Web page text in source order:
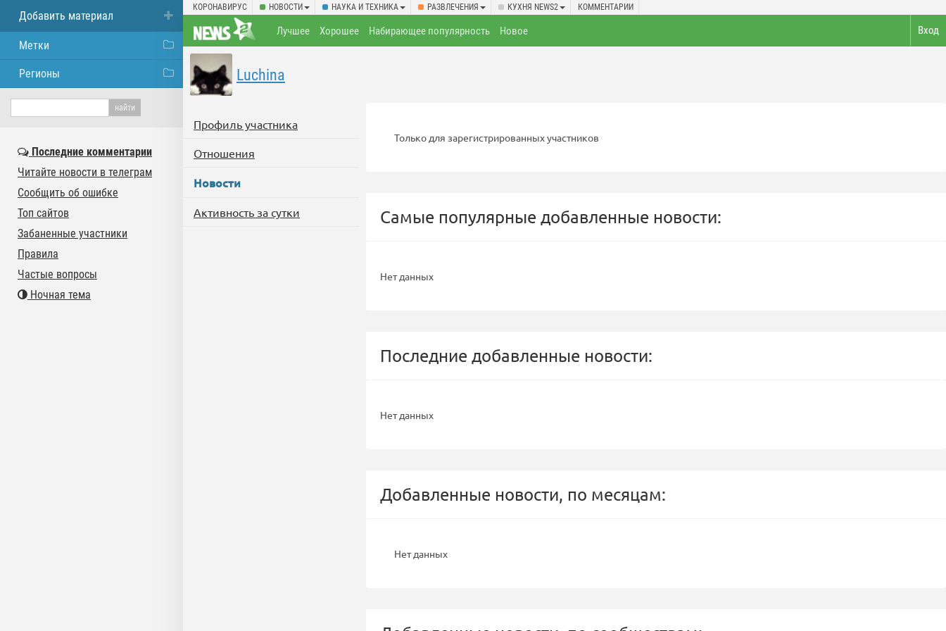
КОРОНАВИРУС НОВОСТИ НАУКА И ТЕХНИКА РАЗВЛЕЧЕНИЯ КУХНЯ NEWS2 КОММЕНТАРИИ
Вход
Лучшее Хорошее Набирающее популярность Новое
Luchina
Профиль участника
Отношения
Новости
Активность за сутки
Только для зарегистрированных участников
Самые популярные добавленные новости:
Нет данных
Последние добавленные новости:
Нет данных
Добавленные новости, по месяцам:
Нет данных
Добавить материал
Метки
Регионы
Последние комментарии
Читайте новости в телеграм
Сообщить об ошибке
Топ сайтов
Забаненные участники
Правила
Частые вопросы
Ночная тема